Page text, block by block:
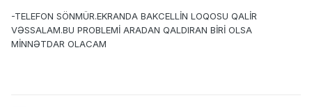
-TELEFON SÖNMÜR.EKRANDA BAKCELLİN LOQOSU QALİR
VƏSSALAM.BU PROBLEMİ ARADAN QALDIRAN BİRİ OLSA
MİNNƏTDAR OLACAM